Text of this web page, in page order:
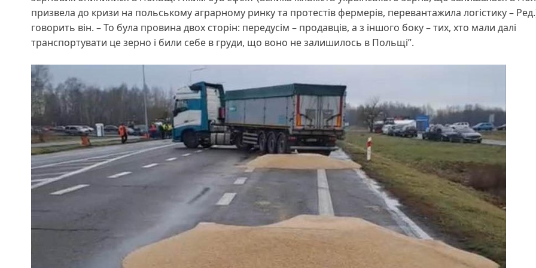
призвела до кризи на польському аграрному ринку та протестів фермерів, перевантажила логістику –
говорить він. – То була провина двох сторін: передусім – продавців, а з іншого боку – тих, хто мали далі
транспортувати це зерно і били себе в груди, що воно не залишилось в Польщі”.